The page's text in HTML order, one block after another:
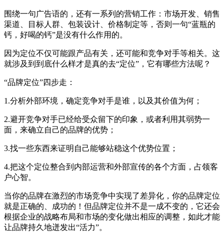
围绕一句广告语的，还有一系列的营销工作：市场开发、销售
渠道、目标人群、包装设计、价格制定等，否则一句“蓝瓶的
钙，好喝的钙”是没有什么作用的。
因为定位不仅可能跟产品有关，还可能和竞争对手等相关。这
就涉及到到底什么样才是真的去“定位”，它有哪些方法呢？
“品牌定位”四步走：
1.分析外部环境，确定竞争对手是谁，以及其价值为何；
2.避开竞争对手已经给受众留下的印象，或者利用其弱势一
面，来确立自己的品牌的优势；
3.找一些东西来证明自己能够站稳这个优势位置；
4.把这个定位整合到内部运营和外部宣传的各个方面，占领客
户心智。
当你的品牌在激烈的市场竞争中实现了差异化，你的品牌定位
就是正确的、成功的！但品牌定位并不是一成不变的，它还会
根据企业的战略布局和市场的变化做出相应的调整，如此才能
让品牌持久地迸发出“活力”。